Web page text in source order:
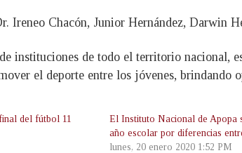
Ireneo Chacón, Junior Hernández, Darwin
instituciones de todo el territorio
el deporte entre los jóvenes, brindando
del fútbol 11
El Instituto Nacional de Apopa
año escolar por diferencias
lunes, 20 enero 2020 1:52 PM